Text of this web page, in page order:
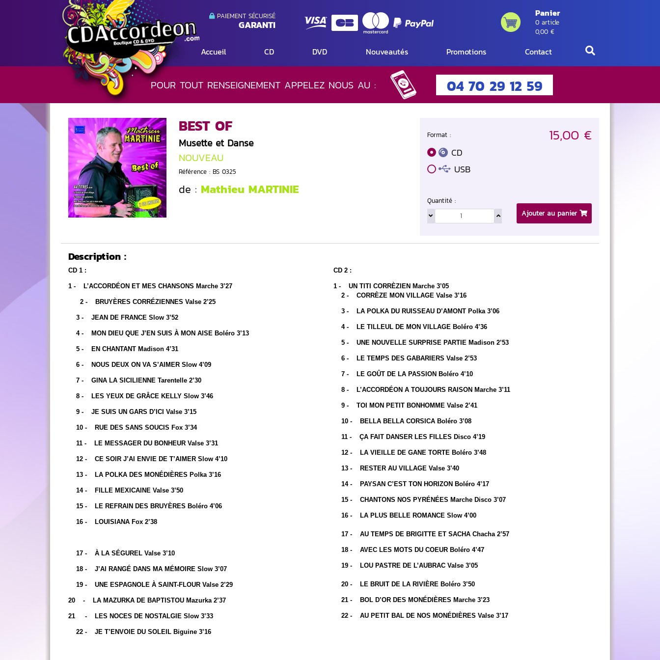
PAIEMENT SÉCURISÉ
GARANTI
Panier
0 article
0,00 €
Accueil CD DVD Nouveautés Promotions Contact
POUR TOUT RENSEIGNEMENT APPELEZ NOUS AU :
04 70 29 12 59
BEST OF
Musette et Danse
NOUVEAU
Référence : BS 0325
de : Mathieu MARTINIE
Format :
CD
USB
15,00 €
Quantité :
Ajouter au panier
Description :
CD 1 :
1 - L’ACCORDÉON ET MES CHANSONS Marche 3’27
2 - BRUYÈRES CORRÉZIENNES Valse 2’25
3 - JEAN DE FRANCE Slow 3’52
4 - MON DIEU QUE J’EN SUIS À MON AISE Boléro 3’13
5 - EN CHANTANT Madison 4’31
6 - NOUS DEUX ON VA S’AIMER Slow 4’09
7 - GINA LA SICILIENNE Tarentelle 2’30
8 - LES YEUX DE GRÂCE KELLY Slow 3’46
9 - JE SUIS UN GARS D’ICI Valse 3’15
10 - RUE DES SANS SOUCIS Fox 3’34
11 - LE MESSAGER DU BONHEUR Valse 3’31
12 - CE SOIR J’AI ENVIE DE T’AIMER Slow 4’10
13 - LA POLKA DES MONÉDIÈRES Polka 3’16
14 - FILLE MEXICAINE Valse 3’50
15 - LE REFRAIN DES BRUYÈRES Boléro 4’06
16 - LOUISIANA Fox 2’38
17 - À LA SÉGUREL Valse 3’10
18 - J’AI RANGÉ DANS MA MÉMOIRE Slow 3’07
19 - UNE ESPAGNOLE À SAINT-FLOUR Valse 2’29
20 - LA MAZURKA DE BAPTISTOU Mazurka 2’37
21 - LES NOCES DE NOSTALGIE Slow 3’33
22 - JE T’ENVOIE DU SOLEIL Biguine 3’16
CD 2 :
1 - UN TITI CORRÈZIEN Marche 3’05
2 - CORRÈZE MON VILLAGE Valse 3’16
3 - LA POLKA DU RUISSEAU D’AMONT Polka 3’06
4 - LE TILLEUL DE MON VILLAGE Boléro 4’36
5 - UNE NOUVELLE SURPRISE PARTIE Madison 2’53
6 - LE TEMPS DES GABARIERS Valse 2’53
7 - LE GOÛT DE LA PASSION Boléro 4’10
8 - L’ACCORDÉON A TOUJOURS RAISON Marche 3’11
9 - TOI MON PETIT BONHOMME Valse 2’41
10 - BELLA BELLA CORSICA Boléro 3’08
11 - ÇA FAIT DANSER LES FILLES Disco 4’19
12 - LA VIEILLE DE GANE TORTE Boléro 3’48
13 - RESTER AU VILLAGE Valse 3’40
14 - PAYSAN C’EST TON HORIZON Boléro 4’17
15 - CHANTONS NOS PYRÉNÉES Marche Disco 3’07
16 - LA PLUS BELLE ROMANCE Slow 4’00
17 - AU TEMPS DE BRIGITTE ET SACHA Chacha 2’57
18 - AVEC LES MOTS DU COEUR Boléro 4’47
19 - LOU PASTRE DE L’AUBRAC Valse 3’05
20 - LE BRUIT DE LA RIVIÈRE Boléro 3’50
21 - BOL D’OR DES MONÉDIÈRES Marche 3’23
22 - AU PETIT BAL DE NOS MONÉDIÈRES Valse 3’17